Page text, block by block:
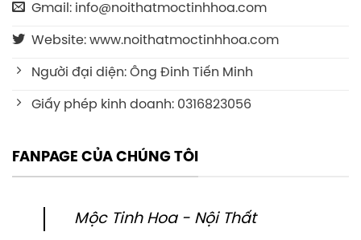
Gmail: info@noithatmoctinhhoa.com
Website: www.noithatmoctinhhoa.com
Người đại diện: Ông Đinh Tiến Minh
Giấy phép kinh doanh: 0316823056
FANPAGE CỦA CHÚNG TÔI
Mộc Tinh Hoa - Nội Thất